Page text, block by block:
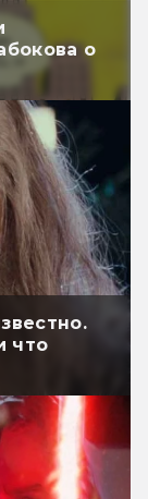
о
что